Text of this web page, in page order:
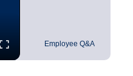
Employee Q&A